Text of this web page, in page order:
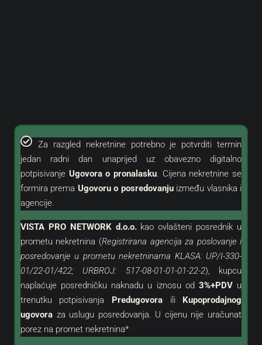
Za razgled nekretnine potrebno je potvrditi termin
jedan radni dan unaprijed uz obavezno digitalno
potpisivanje Ugovora o pronalasku. Cijena nekretnine se
formira prema Ugovoru o posredovanjuizmeđu vlasnika i
agencije.
VISTA PRO NETWORK d.o.o.kaoovlašteni posrednik u
prometu nekretnina (Registrirana agencija za poslovanje i
posredovanje u prometu nekretninama KLASA: UP/I-330-
01/22-01/422; URBROJ: 517-08-01-01-01-22-2), kupcu
naplaćuje posredničku naknadu u iznosu od 3%+PDVu
trenutku potpisivanja Predugovora ili Kupoprodajnog
ugovoraza uslugu posredovanja. U cijenu nije uračunat
porez na promet nekretnina*